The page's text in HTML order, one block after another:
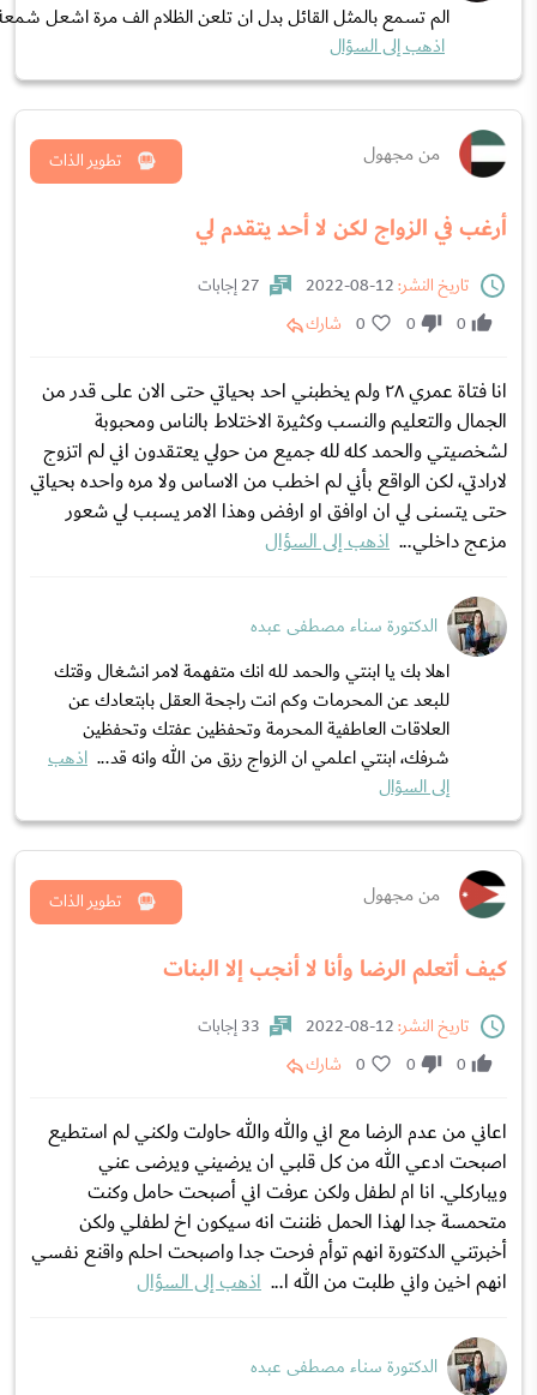
الم تسمع بالمثل القائل بدل ان تلعن الظلام الف مرة اشعل
اذهب إلى السؤال
من مجهول
أرغب في الزواج لكن لا أحد يتقدم لي
تطوير الذات
تاريخ النشر:
27 إجابات
0
0
0 شارك
انا فتاة عمري ٢٨ ولم يخطبني احد بحياتي حتى الان على قدر من
الجمال والتعليم والنسب وكثيرة الاختلاط بالناس ومحبوبة
لشخصيتي والحمد كله لله جميع من حولي يعتقدون اني لم اتزوج
لارادتي، لكن الواقع بأني لم اخطب من الاساس ولا مره واحده بحياتي
حتى يتسنى لي ان اوافق او ارفض وهذا الامر يسبب لي شعور
مزعج داخلي... اذهب إلى السؤال
الدكتورة سناء مصطفى عبده
اهلا بك يا ابنتي والحمد لله انك متفهمة لامر انشغال وقتك
للبعد عن المحرمات وكم انت راجحة العقل بابتعادك عن
العلاقات العاطفية المحرمة وتحفظين عفتك وتحفظين
شرفك، ابنتي اعلمي ان الزواج رزق من الله وانه قد... اذهب
إلى السؤال
من مجهول
كيف أتعلم الرضا وأنا لا أنجب إلا البنات
تطوير الذات
تاريخ النشر:
33 إجابات
0
0
0 شارك
اعاني من عدم الرضا مع اني والله والله حاولت ولكني لم استطيع
اصبحت ادعي الله من كل قلبي ان يرضيني ويرضى عني
ويباركلي. انا ام لطفل ولكن عرفت اني أصبحت حامل وكنت
متحمسة جدا لهذا الحمل ظننت انه سيكون اخ لطفلي ولكن
أخبرتني الدكتورة انهم توأم فرحت جدا واصبحت احلم واقنع نفسي
انهم اخين واني طلبت من الله ا... اذهب إلى السؤال
الدكتورة سناء مصطفى عبده